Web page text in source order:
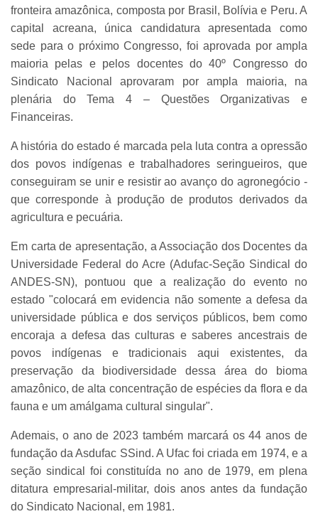
fronteira amazônica, composta por Brasil, Bolívia e Peru. A
capital acreana, única candidatura apresentada como
sede para o próximo Congresso, foi aprovada por ampla
maioria pelas e pelos docentes do 40º Congresso do
Sindicato Nacional aprovaram por ampla maioria, na
plenária do Tema 4 – Questões Organizativas e
Financeiras.
A história do estado é marcada pela luta contra a opressão
dos povos indígenas e trabalhadores seringueiros, que
conseguiram se unir e resistir ao avanço do agronegócio -
que corresponde à produção de produtos derivados da
agricultura e pecuária.
Em carta de apresentação, a Associação dos Docentes da
Universidade Federal do Acre (Adufac-Seção Sindical do
ANDES-SN), pontuou que a realização do evento no
estado "colocará em evidencia não somente a defesa da
universidade pública e dos serviços públicos, bem como
encoraja a defesa das culturas e saberes ancestrais de
povos indígenas e tradicionais aqui existentes, da
preservação da biodiversidade dessa área do bioma
amazônico, de alta concentração de espécies da flora e da
fauna e um amálgama cultural singular".
Ademais, o ano de 2023 também marcará os 44 anos de
fundação da Asdufac SSind. A Ufac foi criada em 1974, e a
seção sindical foi constituída no ano de 1979, em plena
ditatura empresarial-militar, dois anos antes da fundação
do Sindicato Nacional, em 1981.